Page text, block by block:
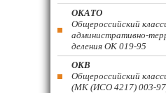
ОКАТО
Общероссийский
административно-
деления ОК 019-95
ОКВ
Общероссийский
(МК (ИСО 4217) 003-